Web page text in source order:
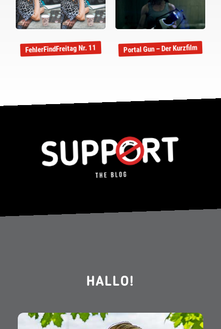
FehlerFindFreitag Nr. 11 Portal Gun – Der Kurzfilm
HALLO!